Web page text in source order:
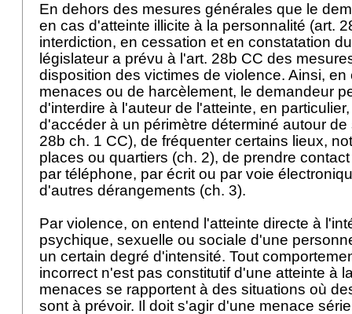
En dehors des mesures générales que le
en cas d'atteinte illicite à la personnalité (art.
interdiction, en cessation et en constatation
législateur a prévu à l'art. 28b CC des
disposition des victimes de violence. Ainsi,
menaces ou de harcèlement, le demandeur
d'interdire à l'auteur de l'atteinte, en
d'accéder à un périmètre déterminé autour
28b ch. 1 CC), de fréquenter certains lieux,
places ou quartiers (ch. 2), de prendre
par téléphone, par écrit ou par voie
d'autres dérangements (ch. 3).
Par violence, on entend l'atteinte directe à
psychique, sexuelle ou sociale d'une
un certain degré d'intensité. Tout
incorrect n'est pas constitutif d'une atteinte à
menaces se rapportent à des situations où
sont à prévoir. Il doit s'agir d'une menace